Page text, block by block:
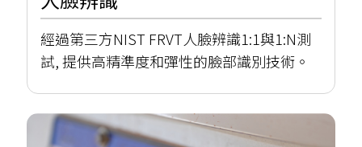
經過第三方NIST FRVT人臉辨識1:1與1:N測
試, 提供高精準度和彈性的臉部識別技術。